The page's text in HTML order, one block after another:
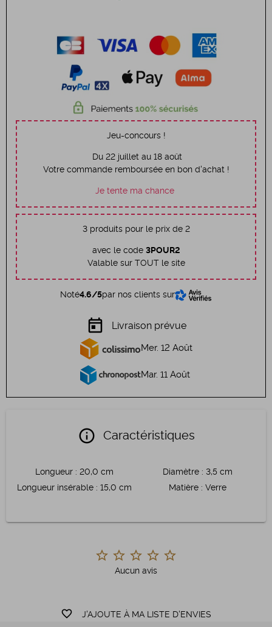
Jeu-concours !
Du 22 juillet au 18 août
Votre commande remboursée en bon d'achat !
Je tente ma chance
3 produits pour le prix de 2
avec le code 3POUR2
Valable sur TOUT le site
Noté4.6/5par nos clients sur
today Livraison prévue
Mer. 12 Août
Mar. 11 Août
Aucun avis
favorite_border J'AJOUTE À MA LISTE D'ENVIES
info Caractéristiques
Longueur : 20,0 cm
Longueur insérable : 15,0 cm
Diamètre : 3,5 cm
Matière : Verre